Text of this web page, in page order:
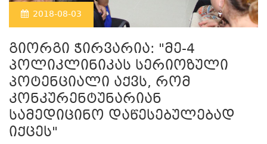
2018-08-03
გიორგი ჭირვარია: "მე-4
პოლიკლინიკას სერიოზული
პოტენციალი აქვს, რომ
კონკურენტუნარიან
სამედიცინო დაწესებულებად
იქცეს"